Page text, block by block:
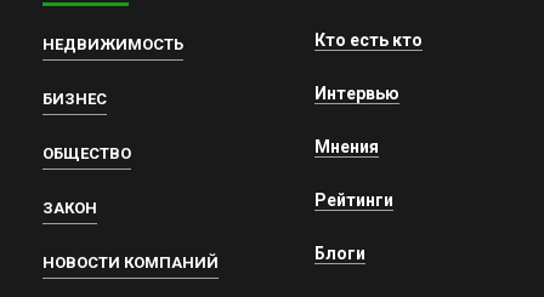
НЕДВИЖИМОСТЬ
БИЗНЕС
ОБЩЕСТВО
ЗАКОН
НОВОСТИ КОМПАНИЙ
Кто есть кто
Интервью
Мнения
Рейтинги
Блоги